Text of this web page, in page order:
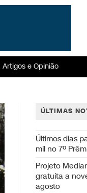
Artigos e Opinião
ÚLTIMAS
Últimos dias
mil no 7º
Projeto
gratuita a
agosto